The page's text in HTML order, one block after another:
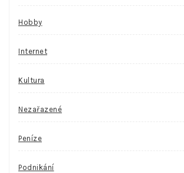
Hobby
Internet
Kultura
Nezařazené
Peníze
Podnikání